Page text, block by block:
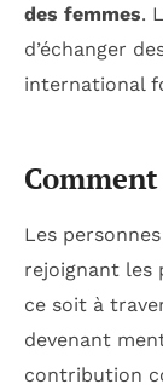
des femmes.
d’échanger
international
Les
rejoignant les
ce soit à
devenant
contribution